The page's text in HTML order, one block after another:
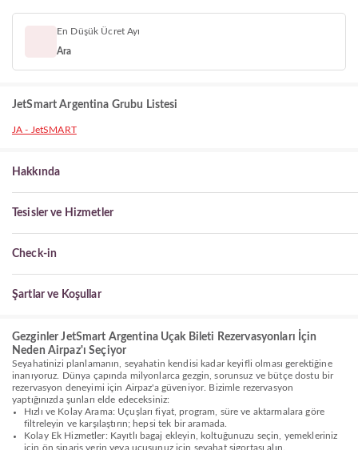
En Düşük Ücret Ayı
Ara
JetSmart Argentina Grubu Listesi
JA - JetSMART
Hakkında
Tesisler ve Hizmetler
Check-in
Şartlar ve Koşullar
Gezginler JetSmart Argentina Uçak Bileti Rezervasyonları İçin
Neden Airpaz'ı Seçiyor
Seyahatinizi planlamanın, seyahatin kendisi kadar keyifli olması gerektiğine
inanıyoruz. Dünya çapında milyonlarca gezgin, sorunsuz ve bütçe dostu bir
rezervasyon deneyimi için Airpaz'a güveniyor. Bizimle rezervasyon
yaptığınızda şunları elde edeceksiniz:
Hızlı ve Kolay Arama: Uçuşları fiyat, program, süre ve aktarmalara göre
filtreleyin ve karşılaştırın; hepsi tek bir aramada.
Kolay Ek Hizmetler: Kayıtlı bagaj ekleyin, koltuğunuzu seçin, yemekleriniz
için ön sipariş verin veya uçuşunuz için seyahat sigortası alın.